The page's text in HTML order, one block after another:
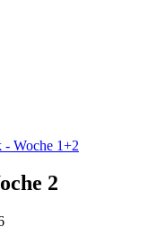
- Woche 1+2
2